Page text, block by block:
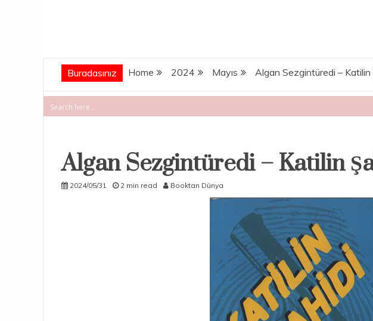
Buradasınız Home 2024 Mayıs Algan Sezgintüredi – Katilin
Algan Sezgintüredi – Katilin
2024/05/31 2 min read Booktan Dünya